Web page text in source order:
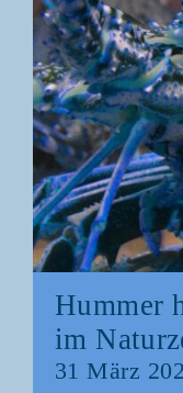
Hum­mer
im
31 März